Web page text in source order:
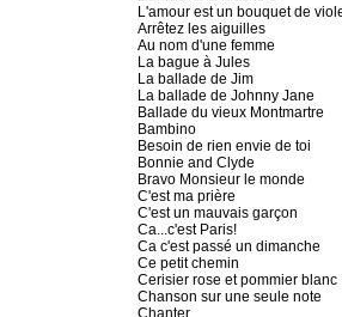
L'amour est un bouquet de
Arrêtez les aiguilles
Au nom d'une femme
La bague à Jules
La ballade de Jim
La ballade de Johnny Jane
Ballade du vieux Montmartre
Bambino
Besoin de rien envie de toi
Bonnie and Clyde
Bravo Monsieur le monde
C'est ma prière
C'est un mauvais garçon
Ca...c'est Paris!
Ca c'est passé un dimanche
Ce petit chemin
Cerisier rose et pommier blanc
Chanson sur une seule note
Chanter